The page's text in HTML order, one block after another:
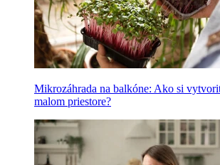
Mikrozáhrada na balkóne: Ako si
malom priestore?